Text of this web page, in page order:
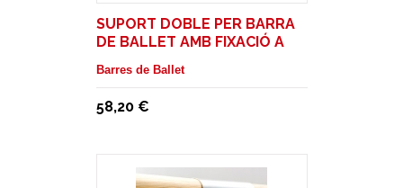
SUPORT DOBLE PER BARRA
DE BALLET AMB FIXACIÓ A
Barres de Ballet
58,20 €